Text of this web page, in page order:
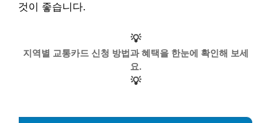
것이 좋습니다.
💡
지역별 교통카드 신청 방법과 혜택을 한눈에 확인해 보세
요.
💡